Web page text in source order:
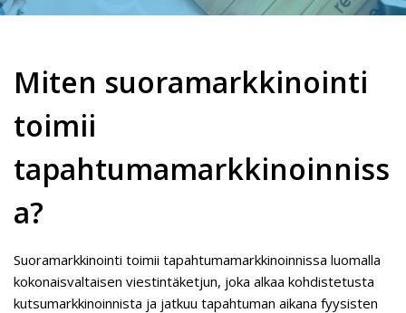
Miten suoramarkkinointi
toimii
tapahtumamarkkinoinniss
a?
Suoramarkkinointi toimii tapahtumamarkkinoinnissa luomalla
kokonaisvaltaisen viestintäketjun, joka alkaa kohdistetusta
kutsumarkkinoinnista ja jatkuu tapahtuman aikana fyysisten